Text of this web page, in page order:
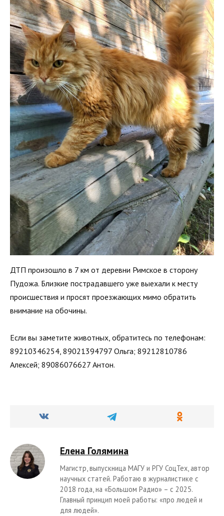
ДТП произошло в 7 км от деревни Римское в сторону
Пудожа. Близкие пострадавшего уже выехали к месту
происшествия и просят проезжающих мимо обратить
внимание на обочины.
Если вы заметите животных, обратитесь по телефонам:
89210346254, 89021394797 Ольга; 89212810786
Алексей; 89086076627 Антон.
Елена Голямина
Магистр, выпускница МАГУ и РГУ СоцТех, автор
научных статей. Работаю в журналистике с
2018 года, на «Большом Радио» – с 2025.
Главный принцип моей работы: «про людей и
для людей».